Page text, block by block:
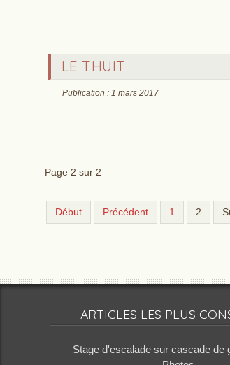
LE THUIT
Publication : 1 mars 2017
Page 2 sur 2
Début Précédent 1 2
ARTICLES LES PLUS
Stage d'escalade sur cascade de